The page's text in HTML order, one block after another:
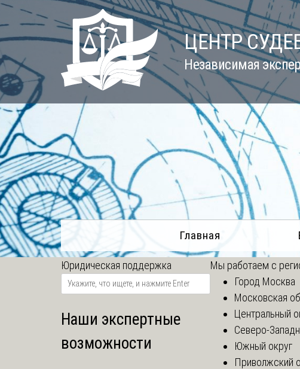
Skip
to
content
ЦЕНТР
Независимая
Главная
Юридическая поддержка
Наши экспертные
возможности
Мы работаем с
Город Москва
Московская
Центральный
Северо-
Южный округ
Приволжский